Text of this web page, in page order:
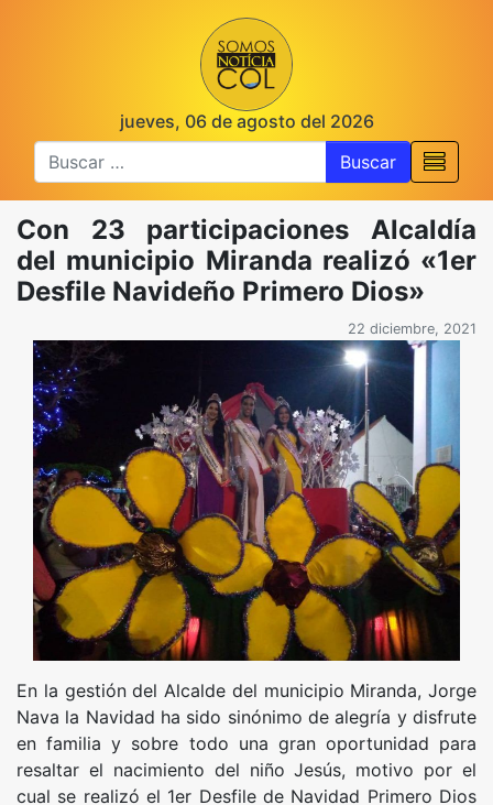
jueves, 06 de agosto del 2026
Buscar
Con 23 participaciones Alcaldía
del municipio Miranda realizó «1er
Desfile Navideño Primero Dios»
22 diciembre, 2021
En la gestión del Alcalde del municipio Miranda, Jorge
Nava la Navidad ha sido sinónimo de alegría y disfrute
en familia y sobre todo una gran oportunidad para
resaltar el nacimiento del niño Jesús, motivo por el
cual se realizó el 1er Desfile de Navidad Primero Dios